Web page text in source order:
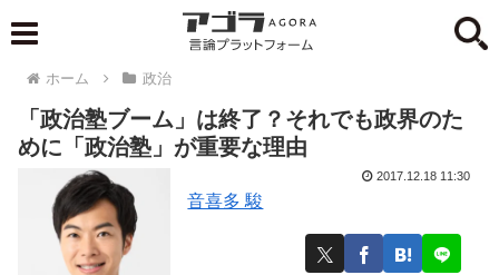
ホーム 政治
「政治塾ブーム」は終了？それでも政界のた
めに「政治塾」が重要な理由
音喜多 駿
2017.12.18 11:30